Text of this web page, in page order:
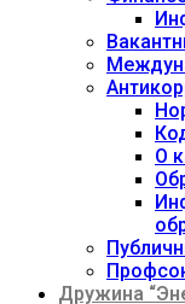
О
Дружина